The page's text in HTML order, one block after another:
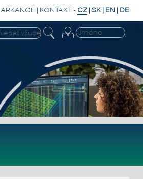
ARKANCE | KONTAKT- CZ |SK | EN | DE